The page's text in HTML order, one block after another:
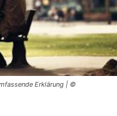
Erklärung | ©